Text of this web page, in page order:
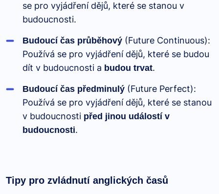
se pro vyjádření dějů, které se stanou v
budoucnosti.
Budoucí čas průběhový (Future Continuous):
Používá se pro vyjádření dějů, které se budou
dít v budoucnosti a budou trvat.
Budoucí čas předminulý (Future Perfect):
Používá se pro vyjádření dějů, které se stanou
v budoucnosti před jinou událostí v
budoucnosti.
Tipy pro zvládnutí anglických časů